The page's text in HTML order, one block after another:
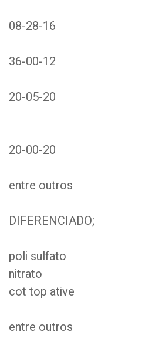
08-28-16
36-00-12
20-05-20
20-00-20
entre outros
DIFERENCIADO;
poli sulfato
nitrato
cot top ative
entre outros